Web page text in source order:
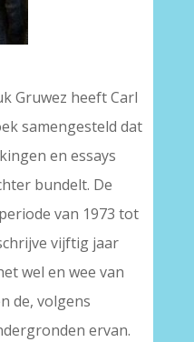
Gruwez heeft Carl
samengesteld dat
en essays
bundelt. De
van 1973 tot
vijftig jaar
wel en wee van
de, volgens
ervan.